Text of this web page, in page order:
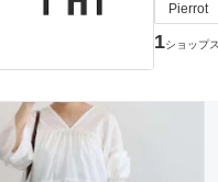
Pierrot
ショップ
1